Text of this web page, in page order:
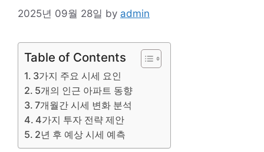
2025년 09월 28일 by admin
Table of Contents
3가지 주요 시세 요인
5개의 인근 아파트 동향
7개월간 시세 변화 분석
4가지 투자 전략 제안
2년 후 예상 시세 예측